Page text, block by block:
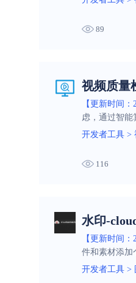
89
视频质量
【更新时间：
虑，通过智
开发者工具 >
116
水印-
【更新时间：
件和素材添加
开发者工具 >